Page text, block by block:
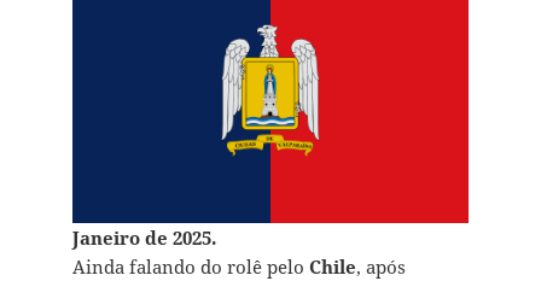
Janeiro de 2025.
Ainda falando do rolê pelo Chile, após